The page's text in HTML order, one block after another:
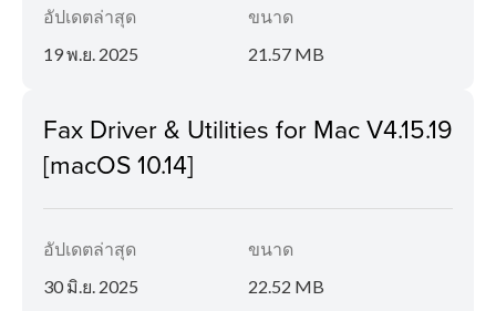
อัปเดตล่าสุด
19 พ.ย. 2025
ขนาด
21.57 MB
Fax Driver & Utilities for Mac V4.15.19
[macOS 10.14]
อัปเดตล่าสุด
30 มิ.ย. 2025
ขนาด
22.52 MB